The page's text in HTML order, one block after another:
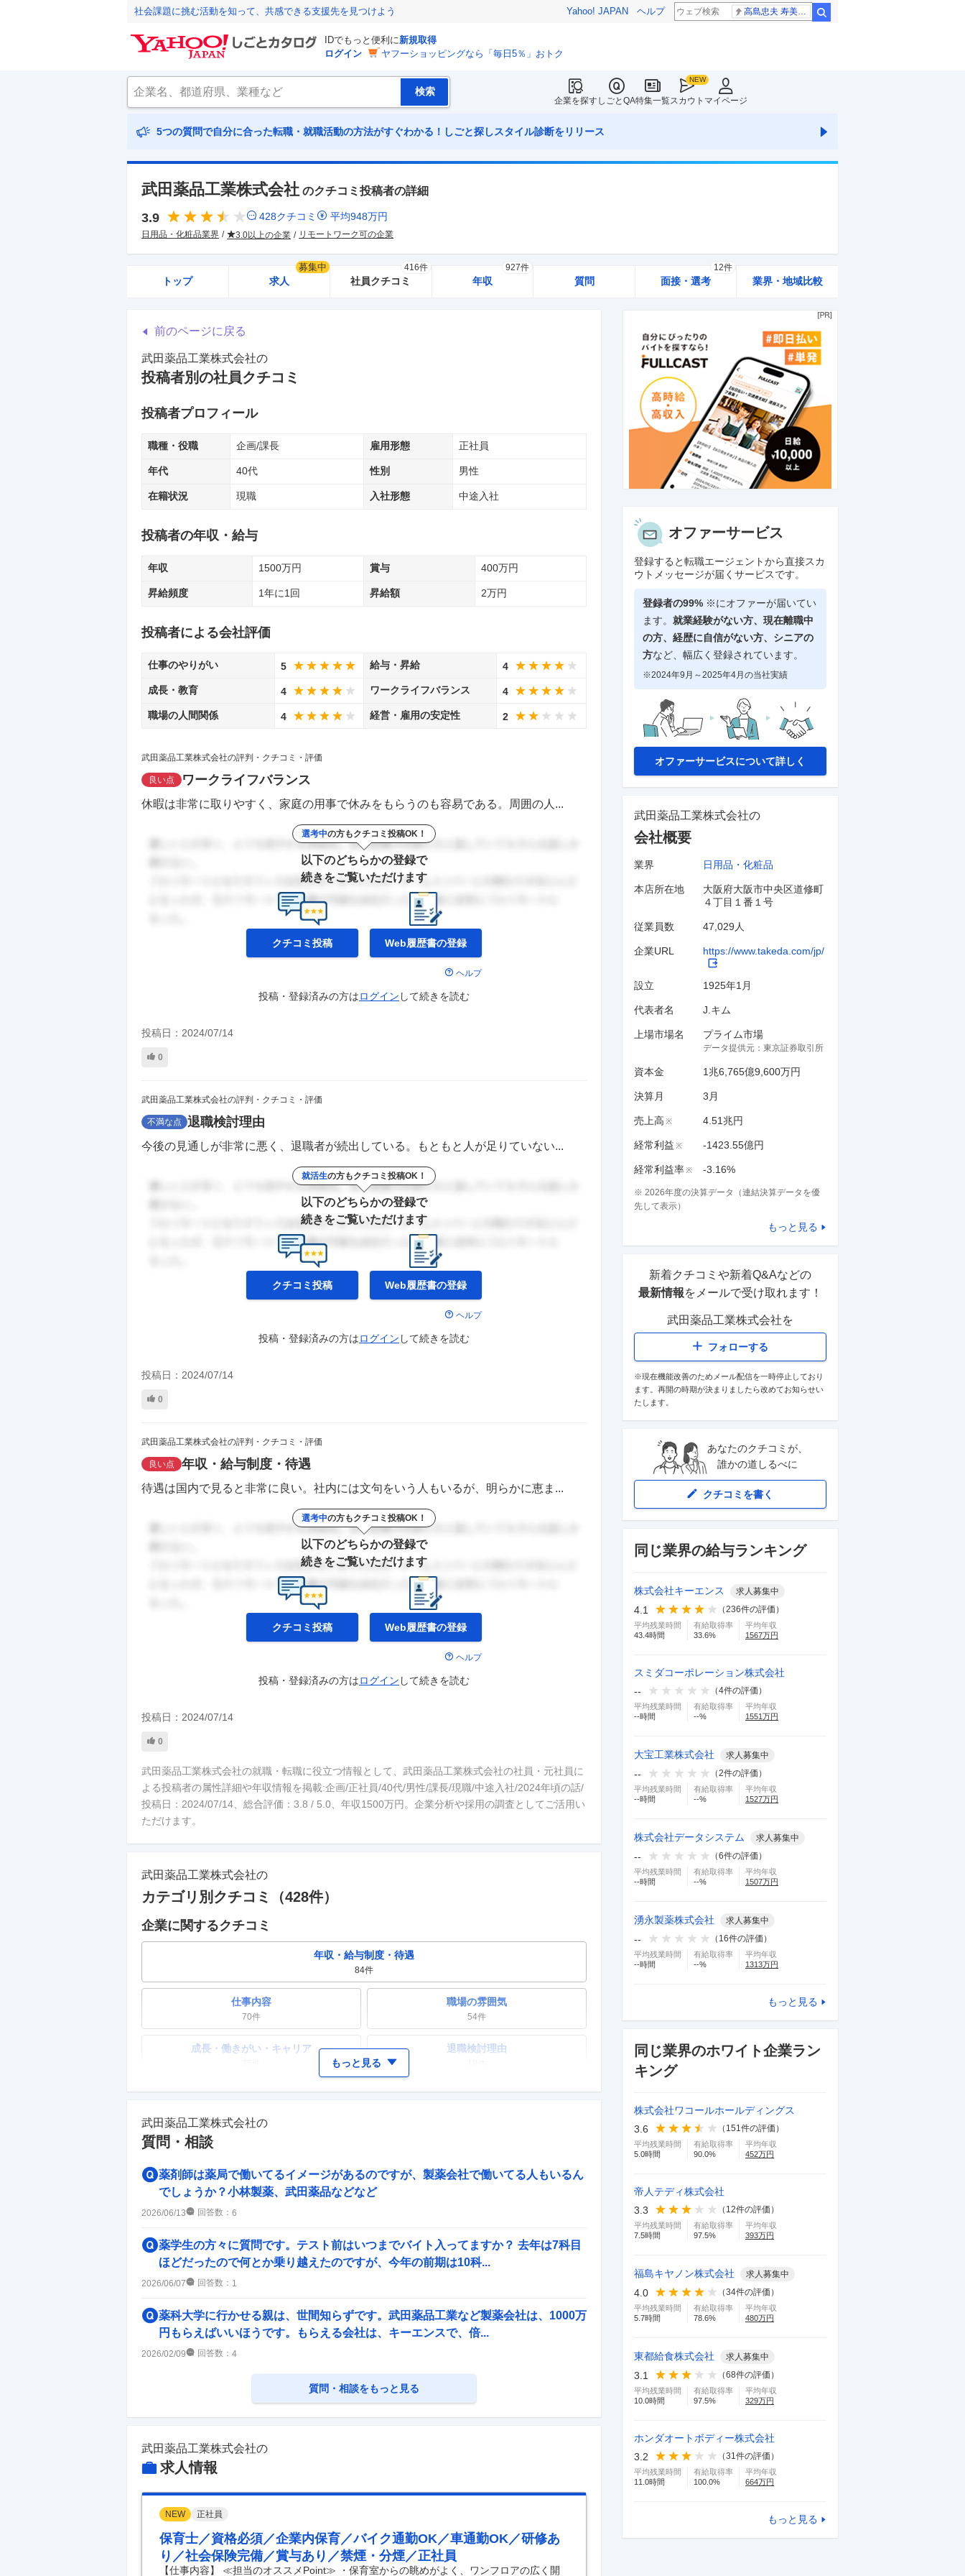
社会課題に挑む活動を知って、共感できる支援先を見つけよう Yahoo! JAPAN ヘルプ
IDでもっと便利に新規取得
ログイン
ヤフーショッピングなら「毎日5％」おトク
企業を探すしごとQA特集一覧スカウト マイページ
5つの質問で自分に合った転職・就職活動の方法がすぐわかる！しごと探しスタイル診断をリリース
武田薬品工業株式会社 のクチコミ投稿者の詳細
3.9 428クチコミ 平均948万円
日用品・化粧品業界 3.0以上の企業 リモートワーク可の企業
トップ 求人
募集中
社員クチコミ
416件
年収
927件
質問 面接・選考
12件
業界・地域比較
前のページに戻る
武田薬品工業株式会社の
投稿者別の社員クチコミ
投稿者プロフィール
職種・役職 企画/課長 雇用形態 正社員
年代 40代 性別 男性
在籍状況 現職 入社形態 中途入社
投稿者の年収・給与
年収 1500万円 賞与 400万円
昇給頻度 1年に1回 昇給額 2万円
投稿者による会社評価
仕事のやりがい 5 給与・昇給 4
成長・教育 4 ワークライフバランス 4
職場の人間関係 4 経営・雇用の安定性 2
武田薬品工業株式会社の評判・クチコミ・評価
良い点 ワークライフバランス
休暇は非常に取りやすく、家庭の用事で休みをもらうのも容易である。周囲の人...
選考中の方もクチコミ投稿OK！
以下のどちらかの登録で
続きをご覧いただけます
クチコミ投稿 Web履歴書の登録
ヘルプ
投稿・登録済みの方はログイン して続きを読む
投稿日： 2024/07/14
0
武田薬品工業株式会社の評判・クチコミ・評価
不満な点 退職検討理由
今後の見通しが非常に悪く、退職者が続出している。もともと人が足りていない...
就活生の方もクチコミ投稿OK！
以下のどちらかの登録で
続きをご覧いただけます
クチコミ投稿 Web履歴書の登録
ヘルプ
投稿・登録済みの方はログイン して続きを読む
投稿日： 2024/07/14
0
武田薬品工業株式会社の評判・クチコミ・評価
良い点 年収・給与制度・待遇
待遇は国内で見ると非常に良い。社内には文句をいう人もいるが、明らかに恵ま...
選考中の方もクチコミ投稿OK！
以下のどちらかの登録で
続きをご覧いただけます
クチコミ投稿 Web履歴書の登録
ヘルプ
投稿・登録済みの方はログイン して続きを読む
投稿日： 2024/07/14
0
武田薬品工業株式会社の就職・転職に役立つ情報として、武田薬品工業株式会社の社員・元社員に
よる投稿者の属性詳細や年収情報を掲載:企画/正社員/40代/男性/課長/現職/中途入社/2024年頃の話/
投稿日：2024/07/14、総合評価：3.8 / 5.0、年収1500万円。企業分析や採用の調査としてご活用い
ただけます。
武田薬品工業株式会社の
カテゴリ別クチコミ（428件）
企業に関するクチコミ
年収・給与制度・待遇
84件
仕事内容
70件
職場の雰囲気
54件
成長・働きがい・キャリア 退職検討理由
ワークライフバランス 女性の活躍・働きやすさ
人事・評価制度
企業の選考に関するクチコミ
中途採用面接・選考 新卒採用面接・選考
もっと見る
武田薬品工業株式会社の
質問・相談
薬剤師は薬局で働いてるイメージがあるのですが、製薬会社で働いてる人もいるん
でしょうか？小林製薬、武田薬品などなど
2026/06/13 回答数： 6
薬学生の方々に質問です。テスト前はいつまでバイト入ってますか？ 去年は7科目
ほどだったので何とか乗り越えたのですが、今年の前期は10科...
2026/06/07 回答数： 1
薬科大学に行かせる親は、世間知らずです。武田薬品工業など製薬会社は、1000万
円もらえばいいほうです。もらえる会社は、キーエンスで、倍...
2026/02/09 回答数： 4
質問・相談をもっと見る
武田薬品工業株式会社の
求人情報
NEW 正社員
保育士／資格必須／企業内保育／バイク通勤OK／車通勤OK／研修あ
り／社会保険完備／賞与あり／禁煙・分煙／正社員
【仕事内容】 ≪担当のオススメPoint≫ ・保育室からの眺めがよく、ワンフロアの広く開
オファーサービス
登録すると転職エージェントから直接スカ
ウトメッセージが届くサービスです。
登録者の99% ※にオファーが届いてい
ます。 就業経験がない方、現在離職中
の方、 経歴に自信がない方、シニアの
方など、幅広く登録されています。
※2024年9月～2025年4月の当社実績
オファーサービスについて詳しく
武田薬品工業株式会社の
会社概要
業界 日用品・化粧品
本店所在地
大阪府大阪市中央区道修町
４丁目１番１号
従業員数 47,029人
企業URL https://www.takeda.com/jp/
設立 1925年1月
代表者名 J.キム
上場市場名 プライム市場
データ提供元： 東京証券取引所
資本金 1兆6,765億9,600万円
決算月 3月
売上高 ※ 4.51兆円
経常利益 ※ -1423.55億円
経常利益率※ -3.16%
※ 2026年度の決算データ（連結決算データを優
先して表示）
もっと見る
新着クチコミや新着Q&Aなどの
最新情報をメールで受け取れます！
武田薬品工業株式会社を
フォローする
※現在機能改善のためメール配信を一時停止しており
ます。再開の時期が決まりましたら改めてお知らせい
たします。
あなたのクチコミが、
誰かの道しるべに
クチコミを書く
同じ業界の給与ランキング
株式会社キーエンス 求人募集中
4.1 （236件の評価）
平均残業時間
43.4時間
有給取得率
33.6%
平均年収
1567万円
スミダコーポレーション株式会社
--
（4件の評価）
平均残業時間
--時間
有給取得率
--%
平均年収
1551 万円
大宝工業株式会社 求人募集中
-- （2件の評価）
平均残業時間
--時間
有給取得率
--%
平均年収
1527万円
株式会社データシステム 求人募集中
-- （6件の評価）
平均残業時間
--時間
有給取得率
--%
平均年収
1507万円
湧永製薬株式会社 求人募集中
-- （ 16件の評価）
平均残業時間
--時間
有給取得率
--%
平均年収
1313万円
もっと見る
同じ業界のホワイト企業ラン
キング
株式会社ワコールホールディングス
3.6
（ 151件の評価）
平均残業時間
5.0時間
有給取得率
90.0%
平均年収
452万円
帝人テディ株式会社
3.3
（ 12件の評価）
平均残業時間
7.5時間
有給取得率
97.5%
平均年収
393万円
福島キヤノン株式会社 求人募集中
4.0 （34件の評価）
平均残業時間
5.7時間
有給取得率
78.6%
平均年収
480万円
東都給食株式会社 求人募集中
3.1 （68件の評価）
平均残業時間
10.0時間
有給取得率
97.5%
平均年収
329万円
ホンダオートボディー株式会社
3.2
（31件の評価）
平均残業時間
11.0時間
有給取得率
100.0%
平均年収
664万円
もっと見る